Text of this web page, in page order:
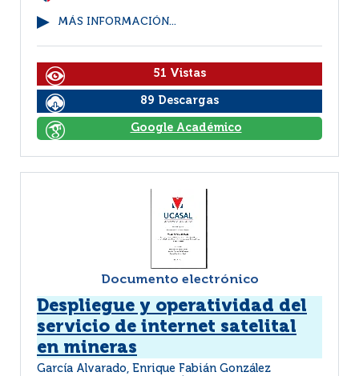
MÁS INFORMACIÓN...
51 Vistas
89 Descargas
Google Académico
Documento electrónico
Despliegue y operatividad del
servicio de internet satelital
en mineras
García Alvarado, Enrique Fabián González